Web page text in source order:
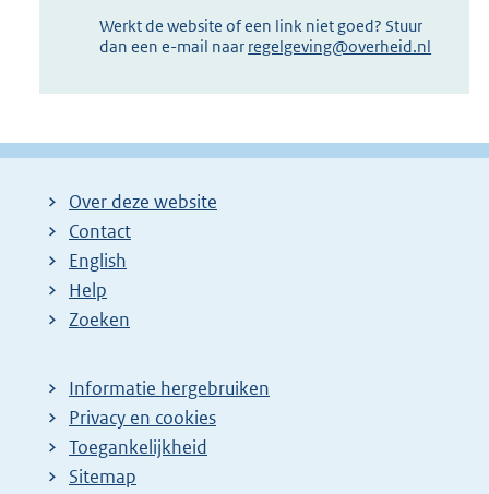
Werkt de website of een link niet goed? Stuur
dan een e-mail naar regelgeving@overheid.nl
Over deze website
Contact
English
Help
Zoeken
Informatie hergebruiken
Privacy en cookies
Toegankelijkheid
Sitemap